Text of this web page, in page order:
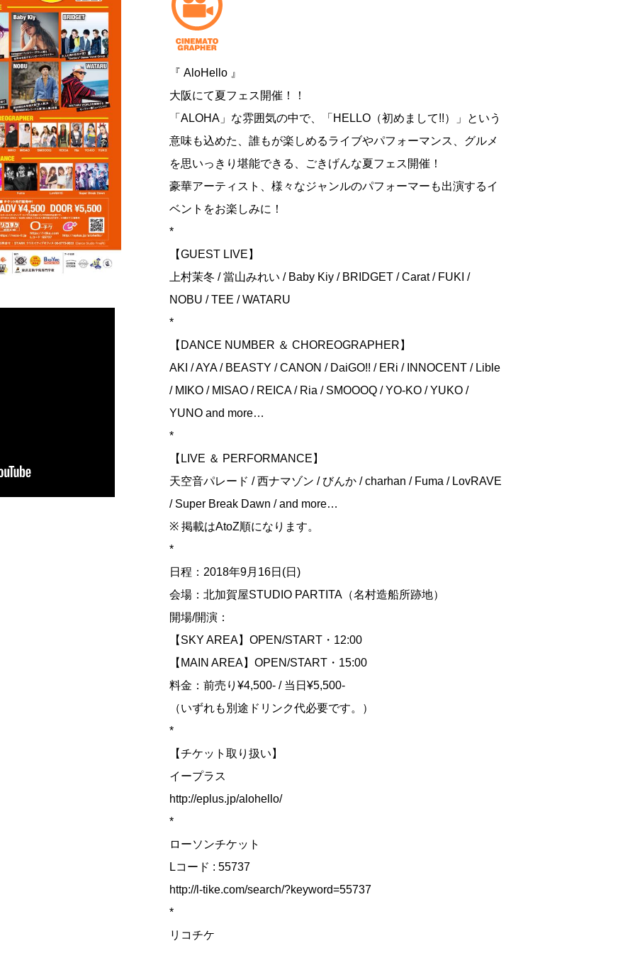
『 AloHello 』
大阪にて夏フェス開催！！
「ALOHA」な雰囲気の中で、「HELLO（初めまして!!）」という
意味も込めた、誰もが楽しめるライブやパフォーマンス、グルメ
を思いっきり堪能できる、ごきげんな夏フェス開催！
豪華アーティスト、様々なジャンルのパフォーマーも出演するイ
ベントをお楽しみに！
*
【GUEST LIVE】
上村茉冬 / 當山みれい / Baby Kiy / BRIDGET / Carat / FUKI /
NOBU / TEE / WATARU
*
【DANCE NUMBER ＆ CHOREOGRAPHER】
AKI / AYA / BEASTY / CANON / DaiGO!! / ERi / INNOCENT / Lible
/ MIKO / MISAO / REICA / Ria / SMOOOQ / YO-KO / YUKO /
YUNO and more…
*
【LIVE ＆ PERFORMANCE】
天空音パレード / 西ナマゾン / びんか / charhan / Fuma / LovRAVE
/ Super Break Dawn / and more…
※ 掲載はAtoZ順になります。
*
日程：2018年9月16日(日)
会場：北加賀屋STUDIO PARTITA（名村造船所跡地）
開場/開演：
【SKY AREA】OPEN/START・12:00
【MAIN AREA】OPEN/START・15:00
料金：前売り¥4,500- / 当日¥5,500-
（いずれも別途ドリンク代必要です。）
*
【チケット取り扱い】
イープラス
‭http://eplus.jp/alohello/‬
*
ローソンチケット
Lコード : 55737
‭http://l-tike.com/search/?keyword=55737‬
*
リコチケ